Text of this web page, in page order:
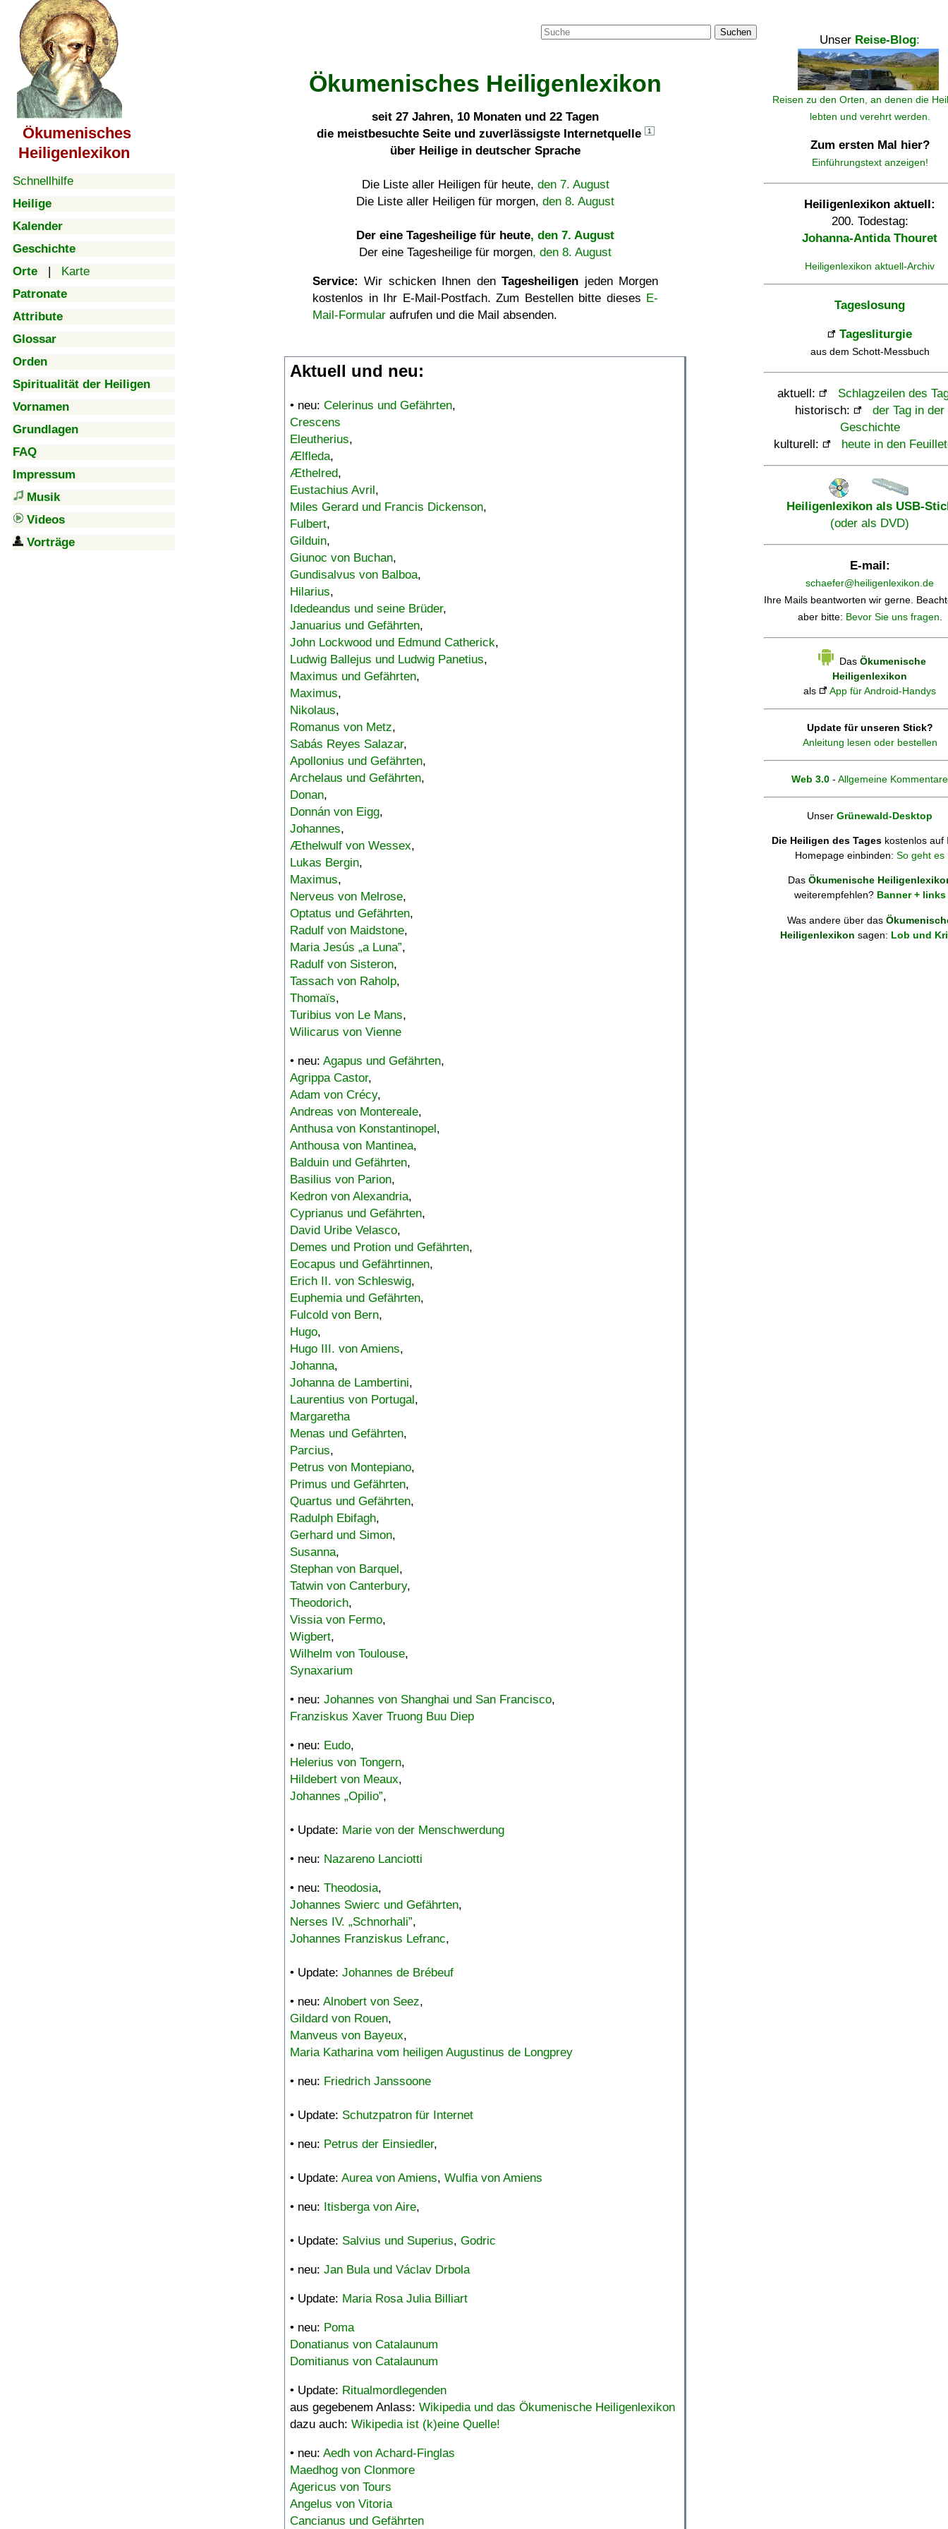
Ökumenisches
Heiligenlexikon
Schnellhilfe
Heilige
Kalender
Geschichte
Orte | Karte
Patronate
Attribute
Glossar
Orden
Spiritualität der Heiligen
Vornamen
Grundlagen
FAQ
Impressum
Musik
Videos
Vorträge
Suchen
Ökumenisches Heiligenlexikon
seit 27 Jahren, 10 Monaten und 22 Tagen
die meistbesuchte Seite und zuverlässigste Internetquelle
1
über Heilige in deutscher Sprache
Die Liste aller Heiligen für heute, den 7. August
Die Liste aller Heiligen für morgen, den 8. August
Der eine Tagesheilige für heute, den 7. August
Der eine Tagesheilige für morgen, den 8. August
Service: Wir schicken Ihnen denTagesheiligen jeden Morgen
kostenlos in Ihr E-Mail-Postfach. Zum Bestellen bitte dieses E-
Mail-Formular aufrufen und die Mail absenden.
Aktuell und neu:
• neu: Celerinus und Gefährten,
Crescens
Eleutherius,
Ælfleda,
Æthelred,
Eustachius Avril,
Miles Gerard und Francis Dickenson,
Fulbert,
Gilduin,
Giunoc von Buchan,
Gundisalvus von Balboa,
Hilarius,
Idedeandus und seine Brüder,
Januarius und Gefährten,
John Lockwood und Edmund Catherick,
Ludwig Ballejus und Ludwig Panetius,
Maximus und Gefährten,
Maximus,
Nikolaus,
Romanus von Metz,
Sabás Reyes Salazar,
Apollonius und Gefährten,
Archelaus und Gefährten,
Donan,
Donnán von Eigg,
Johannes,
Æthelwulf von Wessex,
Lukas Bergin,
Maximus,
Nerveus von Melrose,
Optatus und Gefährten,
Radulf von Maidstone,
Maria Jesús „a Luna”,
Radulf von Sisteron,
Tassach von Raholp,
Thomaïs,
Turibius von Le Mans,
Wilicarus von Vienne
• neu: Agapus und Gefährten,
Agrippa Castor,
Adam von Crécy,
Andreas von Montereale,
Anthusa von Konstantinopel,
Anthousa von Mantinea,
Balduin und Gefährten,
Basilius von Parion,
Kedron von Alexandria,
Cyprianus und Gefährten,
David Uribe Velasco,
Demes und Protion und Gefährten,
Eocapus und Gefährtinnen,
Erich II. von Schleswig,
Euphemia und Gefährten,
Fulcold von Bern,
Hugo,
Hugo III. von Amiens,
Johanna,
Johanna de Lambertini,
Laurentius von Portugal,
Margaretha
Menas und Gefährten,
Parcius,
Petrus von Montepiano,
Primus und Gefährten,
Quartus und Gefährten,
Radulph Ebifagh,
Gerhard und Simon,
Susanna,
Stephan von Barquel,
Tatwin von Canterbury,
Theodorich,
Vissia von Fermo,
Wigbert,
Wilhelm von Toulouse,
Synaxarium
• neu: Johannes von Shanghai und San Francisco,
Franziskus Xaver Truong Buu Diep
• neu: Eudo,
Helerius von Tongern,
Hildebert von Meaux,
Johannes „Opilio”,
• Update: Marie von der Menschwerdung
• neu: Nazareno Lanciotti
• neu: Theodosia,
Johannes Swierc und Gefährten,
Nerses IV. „Schnorhali”,
Johannes Franziskus Lefranc,
• Update: Johannes de Brébeuf
• neu: Alnobert von Seez,
Gildard von Rouen,
Manveus von Bayeux,
Maria Katharina vom heiligen Augustinus de Longprey
• neu: Friedrich Janssoone
• Update: Schutzpatron für Internet
• neu: Petrus der Einsiedler,
• Update: Aurea von Amiens, Wulfia von Amiens
• neu: Itisberga von Aire,
• Update: Salvius und Superius, Godric
• neu: Jan Bula und Václav Drbola
• Update: Maria Rosa Julia Billiart
• neu: Poma
Donatianus von Catalaunum
Domitianus von Catalaunum
• Update: Ritualmordlegenden
aus gegebenem Anlass: Wikipedia und das Ökumenische Heiligenlexikon
dazu auch: Wikipedia ist (k)eine Quelle!
• neu: Aedh von Achard-Finglas
Maedhog von Clonmore
Agericus von Tours
Angelus von Vitoria
Cancianus und Gefährten
Unser Reise-Blog:
Reisen zu den Orten, an denen die
lebten und verehrt werden.
Zum ersten Mal hier?
Einführungstext anzeigen!
Heiligenlexikon aktuell:
200. Todestag:
Johanna-Antida Thouret
Heiligenlexikon aktuell-Archiv
Tageslosung
Tagesliturgie
aus dem Schott-Messbuch
aktuell:
Schlagzeilen des
historisch:
der Tag in der
Geschichte
kulturell:
heute in den
Heiligenlexikon als USB-
(oder als DVD)
E-mail:
schaefer@heiligenlexikon.de
Ihre Mails beantworten wir gerne.
aber bitte: Bevor Sie uns fragen.
Das Ökumenische
Heiligenlexikon
als
App für Android-Handys
Update für unseren Stick?
Anleitung lesen oder bestellen
Web 3.0 - Allgemeine Kommentare
Unser Grünewald-Desktop
Die Heiligen des Tages kostenlos auf
Homepage einbinden: So geht es
Das Ökumenische
weiterempfehlen? Banner + links
Was andere über das
Heiligenlexikon sagen: Lob und